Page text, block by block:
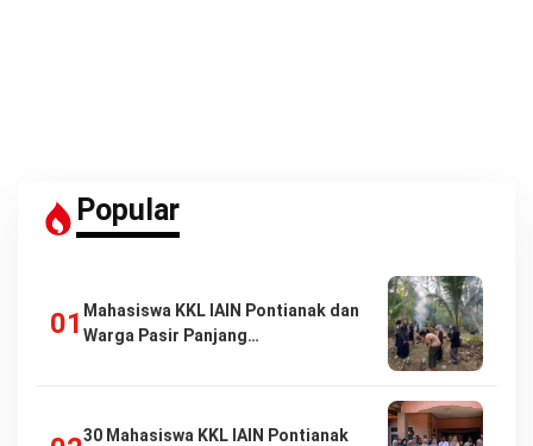
Popular
Mahasiswa KKL IAIN Pontianak dan
Warga Pasir Panjang…
30 Mahasiswa KKL IAIN Pontianak